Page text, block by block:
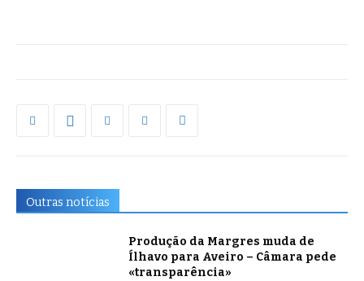
Outras notícias
Produção da Margres muda de
Ílhavo para Aveiro – Câmara pede
«transparência»